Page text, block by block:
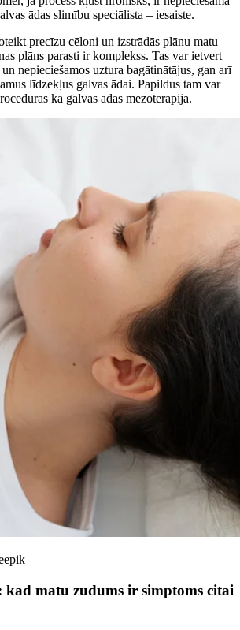
ādas slimību speciālista – iesaiste.
precīzu cēloni un izstrādās plānu matu
plāns parasti ir komplekss. Tas var ietvert
nepieciešamos uztura bagātinātājus, gan arī
līdzekļus galvas ādai. Papildus tam var
kā galvas ādas mezoterapija.
kad matu zudums ir simptoms citai